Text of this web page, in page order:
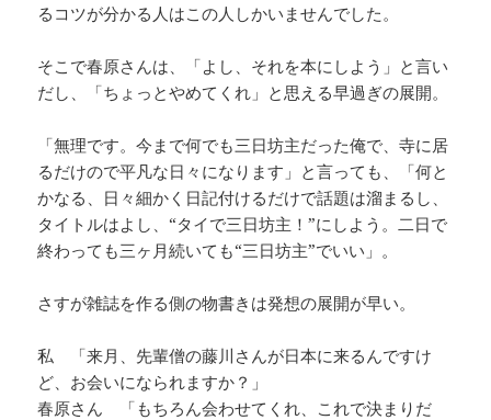
るコツが分かる人はこの人しかいませんでした。
そこで春原さんは、「よし、それを本にしよう」と言い
だし、「ちょっとやめてくれ」と思える早過ぎの展開。
「無理です。今まで何でも三日坊主だった俺で、寺に居
るだけので平凡な日々になります」と言っても、「何と
かなる、日々細かく日記付けるだけで話題は溜まるし、
タイトルはよし、“タイで三日坊主！”にしよう。二日で
終わっても三ヶ月続いても“三日坊主”でいい」。
さすが雑誌を作る側の物書きは発想の展開が早い。
私 「来月、先輩僧の藤川さんが日本に来るんですけ
ど、お会いになられますか？」
春原さん 「もちろん会わせてくれ、これで決まりだ